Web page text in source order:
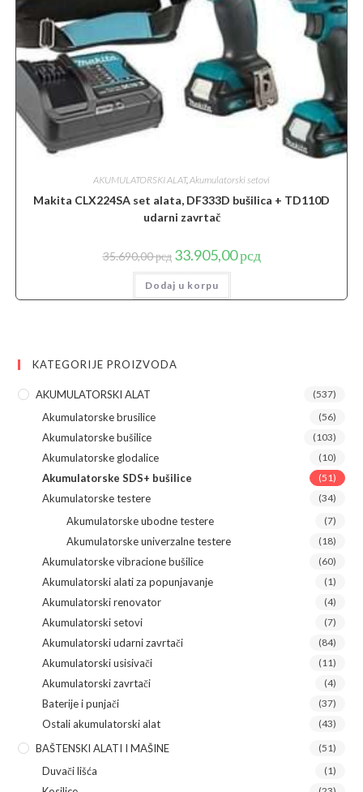
AKUMULATORSKI ALAT,Akumulatorski setovi
Makita CLX224SA set alata, DF333D bušilica + TD110D
udarni zavrtač
35.690,00рсд Originalna
cena
je
bila:
35.690,00 рсд.
33.905,00рсдTrenutna
cena
Dodaj u korpu
KATEGORIJE PROIZVODA
AKUMULATORSKI ALAT (537)
Akumulatorske brusilice (56)
Akumulatorske bušilice (103)
Akumulatorske glodalice (10)
Akumulatorske SDS+ bušilice (51)
Akumulatorske testere (34)
Akumulatorske ubodne testere (7)
Akumulatorske univerzalne testere (18)
Akumulatorske vibracione bušilice (60)
Akumulatorski alati za popunjavanje (1)
Akumulatorski renovator (4)
Akumulatorski setovi (7)
Akumulatorski udarni zavrtači (84)
Akumulatorski usisivači (11)
Akumulatorski zavrtači (4)
Baterije i punjači (37)
Ostali akumulatorski alat (43)
BAŠTENSKI ALATI I MAŠINE (51)
Duvači lišća (1)